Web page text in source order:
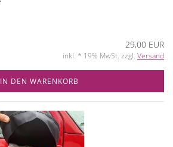
29,00 EUR
inkl. * 19% MwSt. zzgl. Versand
IN DEN WARENKORB